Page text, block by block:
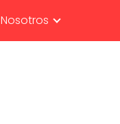
Nosotros